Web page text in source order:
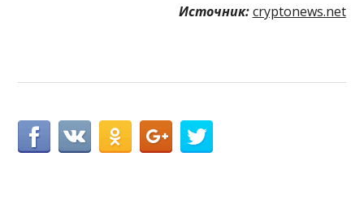
Источник: cryptonews.net